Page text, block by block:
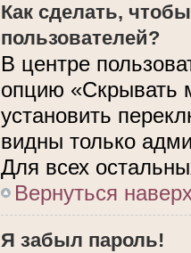
Как сделать,
пользователей?
В центре
опцию «Скрывать
установить
видны только
Для всех
Вернуться
Я забыл пароль!